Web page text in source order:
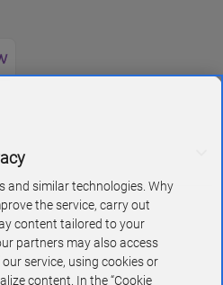
and similar technologies. Why
the service, carry out
content tailored to your
partners may also access
service, using cookies or
content. In the “Cookie